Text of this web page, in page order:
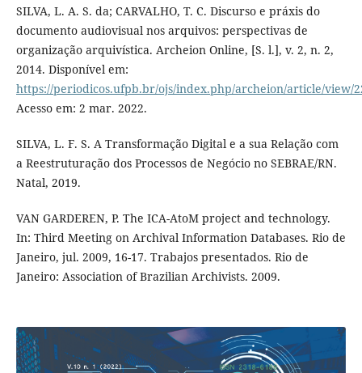
SILVA, L. A. S. da; CARVALHO, T. C. Discurso e práxis do
documento audiovisual nos arquivos: perspectivas de
organização arquivística. Archeion Online, [S. l.], v. 2, n. 2,
2014. Disponível em:
https://periodicos.ufpb.br/ojs/index.php/archeion/article/view/
Acesso em: 2 mar. 2022.
SILVA, L. F. S. A Transformação Digital e a sua Relação com
a Reestruturação dos Processos de Negócio no SEBRAE/RN.
Natal, 2019.
VAN GARDEREN, P. The ICA-AtoM project and technology.
In: Third Meeting on Archival Information Databases. Rio de
Janeiro, jul. 2009, 16-17. Trabajos presentados. Rio de
Janeiro: Association of Brazilian Archivists. 2009.